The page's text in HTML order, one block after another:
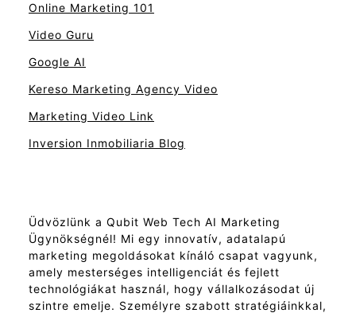
Online Marketing 101
Video Guru
Google AI
Kereso Marketing Agency Video
Marketing Video Link
Inversion Inmobiliaria Blog
Üdvözlünk a Qubit Web Tech AI Marketing
Ügynökségnél! Mi egy innovatív, adatalapú
marketing megoldásokat kínáló csapat vagyunk,
amely mesterséges intelligenciát és fejlett
technológiákat használ, hogy vállalkozásodat új
szintre emelje. Személyre szabott stratégiáinkkal,